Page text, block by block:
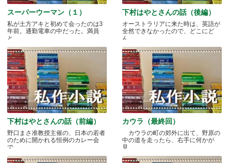
スーパーウーマン（１）
私が土方アキと初めて会ったのは3
年前。通勤電車の中だった。満員
と.....
下村はやとさんの話（後編）
オーストラリアに来た時は、英語が
全然できなかったので、どこにど
ん.....
下村はやとさんの話（前編）
野口まさ准教授主催の、日本の若者
のために開かれる恒例のカレー会
で.....
カウラ（最終回）
カウラの町の郊外に出て、野原の
中の道を走ったら、右手に何かが
見.....